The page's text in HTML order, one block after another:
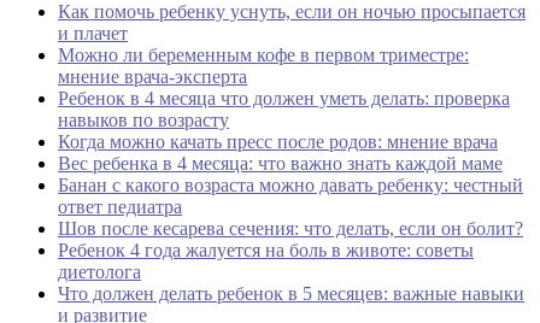
Как помочь ребенку уснуть, если он ночью просыпается
и плачет
Можно ли беременным кофе в первом триместре:
мнение врача-эксперта
Ребенок в 4 месяца что должен уметь делать: проверка
навыков по возрасту
Когда можно качать пресс после родов: мнение врача
Вес ребенка в 4 месяца: что важно знать каждой маме
Банан с какого возраста можно давать ребенку: честный
ответ педиатра
Шов после кесарева сечения: что делать, если он болит?
Ребенок 4 года жалуется на боль в животе: советы
диетолога
Что должен делать ребенок в 5 месяцев: важные навыки
и развитие